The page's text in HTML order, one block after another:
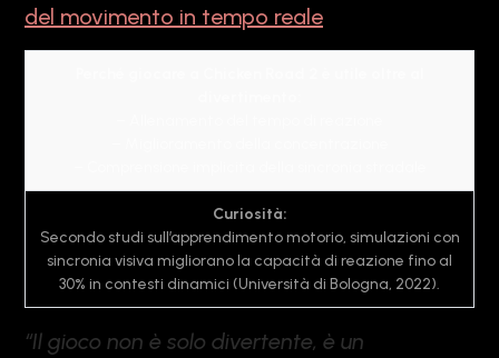
del movimento in tempo reale
Curiosità:
Secondo studi sull’apprendimento motorio, simulazioni con
sincronia visiva migliorano la capacità di reazione fino al
30% in contesti dinamici (Università di Bologna, 2022).
“Il gioco non è solo divertente, è un